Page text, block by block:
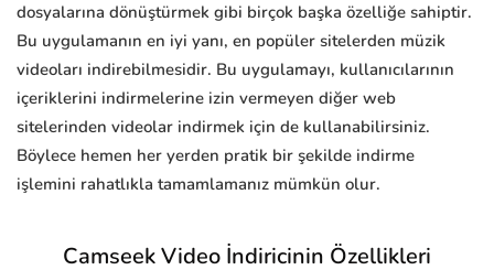
dosyalarına dönüştürmek gibi birçok başka özelliğe sahiptir.
Bu uygulamanın en iyi yanı, en popüler sitelerden müzik
videoları indirebilmesidir. Bu uygulamayı, kullanıcılarının
içeriklerini indirmelerine izin vermeyen diğer web
sitelerinden videolar indirmek için de kullanabilirsiniz.
Böylece hemen her yerden pratik bir şekilde indirme
işlemini rahatlıkla tamamlamanız mümkün olur.
Camseek Video İndiricinin Özellikleri